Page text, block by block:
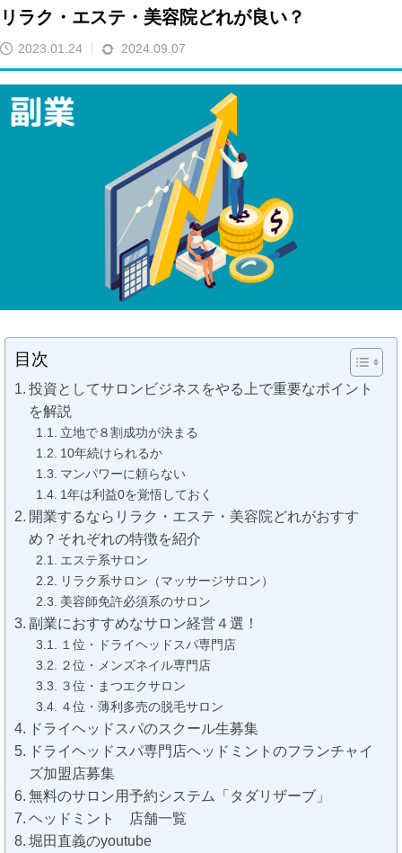
リラク・エステ・美容院どれが良い？
2023.01.24 2024.09.07
目次
投資としてサロンビジネスをやる上で重要なポイント
を解説
立地で８割成功が決まる
10年続けられるか
マンパワーに頼らない
1年は利益0を覚悟しておく
開業するならリラク・エステ・美容院どれがおすす
め？それぞれの特徴を紹介
エステ系サロン
リラク系サロン（マッサージサロン）
美容師免許必須系のサロン
副業におすすめなサロン経営４選！
１位・ドライヘッドスパ専門店
２位・メンズネイル専門店
３位・まつエクサロン
４位・薄利多売の脱毛サロン
ドライヘッドスパのスクール生募集
ドライヘッドスパ専門店ヘッドミントのフランチャイ
ズ加盟店募集
無料のサロン用予約システム「タダリザーブ」
ヘッドミント 店舗一覧
堀田直義のyoutube